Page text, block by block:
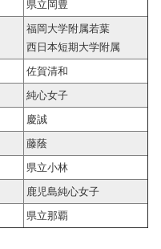
県立岡豊
福岡大学附属若葉
西日本短期大学附属
佐賀清和
純心女子
慶誠
藤蔭
県立小林
鹿児島純心女子
県立那覇